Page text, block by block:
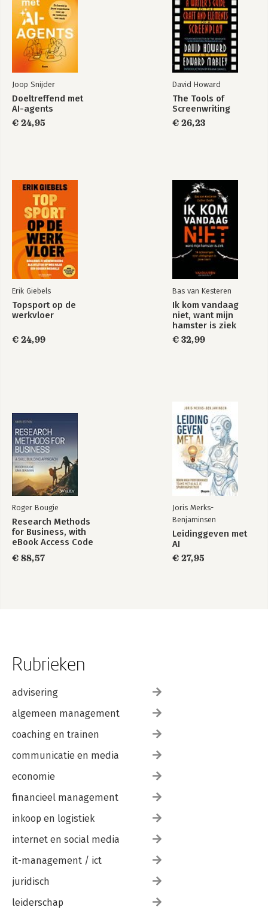
Bekijk alle boeken
Opdracht
3 Problemen voorkomen
Introductie
Heb ik dat? Peter ziet iets voer het hoofd
Hoe dan? Een aanpak…
Het keerpunt
KANSRIJKE INHOUD
Voorwoord
Dus wat weerhoudt jou?
2 Kansen benutten
Introductie
Heb ik dat? Peter grijpt (en mist) z’n kans
Hoe dan? Een aanpak
Gereedschap: het kansencanvas
Aan de slag
3 Kansen creëren
Introductie
Heb ik dat? Peter heeft een plan
Potentiële of onbekende kansen
Bronnen
Het keerpunt
Joop Snijder
Doeltreffend met
AI-agents
€ 24,95
David Howard
The Tools of
Screenwriting
€ 26,23
Erik Giebels
Topsport op de
werkvloer
€ 24,99
Bas van Kesteren
Ik kom vandaag
niet, want mijn
hamster is ziek
€ 32,99
Roger Bougie
Research Methods
for Business, with
eBook Access Code
€ 88,57
Joris Merks-
Benjaminsen
Leidinggeven met
AI
€ 27,95
Rubrieken
advisering
algemeen management
coaching en trainen
communicatie en media
economie
financieel management
inkoop en logistiek
internet en social media
it-management / ict
juridisch
leiderschap